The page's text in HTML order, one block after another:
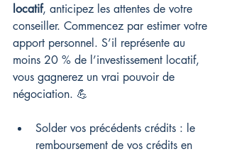
locatif, anticipez les attentes de votre
conseiller. Commencez par estimer votre
apport personnel. S’il représente au
moins 20 % de l’investissement locatif,
vous gagnerez un vrai pouvoir de
négociation. 💪
Solder vos précédents crédits : le
remboursement de vos crédits en